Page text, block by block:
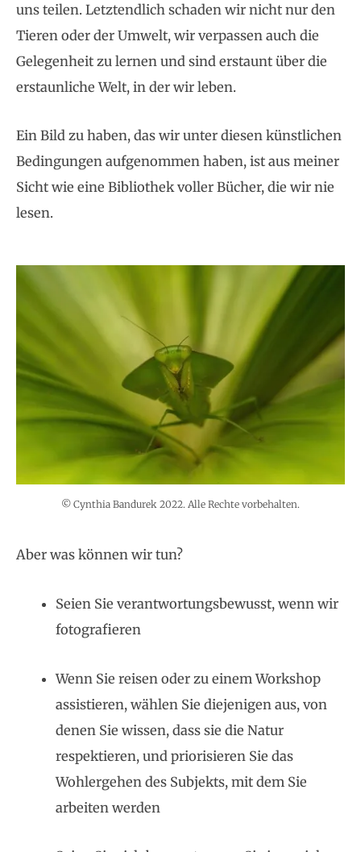
uns teilen. Letztendlich schaden wir nicht nur den
Tieren oder der Umwelt, wir verpassen auch die
Gelegenheit zu lernen und sind erstaunt über die
erstaunliche Welt, in der wir leben.
Ein Bild zu haben, das wir unter diesen künstlichen
Bedingungen aufgenommen haben, ist aus meiner
Sicht wie eine Bibliothek voller Bücher, die wir nie
lesen.
© Cynthia Bandurek 2022. Alle Rechte vorbehalten.
Aber was können wir tun?
Seien Sie verantwortungsbewusst, wenn wir
fotografieren
Wenn Sie reisen oder zu einem Workshop
assistieren, wählen Sie diejenigen aus, von
denen Sie wissen, dass sie die Natur
respektieren, und priorisieren Sie das
Wohlergehen des Subjekts, mit dem Sie
arbeiten werden